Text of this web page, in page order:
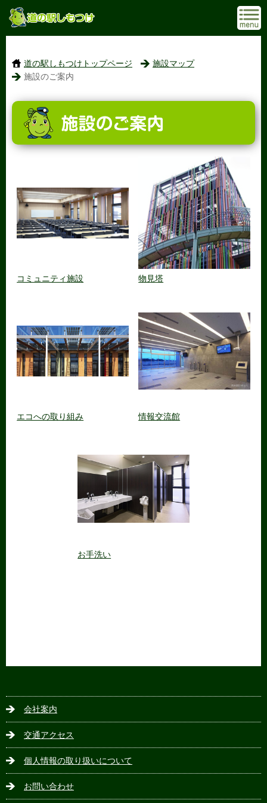
道の駅しもつけトップページ
施設マップ
施設のご案内
コミュニティ施設 物見塔
エコへの取り組み 情報交流館
お手洗い
会社案内
交通アクセス
個人情報の取り扱いについて
お問い合わせ